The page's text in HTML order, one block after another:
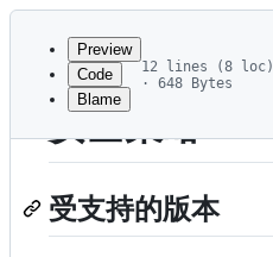
Latest
commit
metadata
controls
Preview
Code
Blame
12 lines (8 loc)
· 648 Bytes
安全策略
受支持的版本